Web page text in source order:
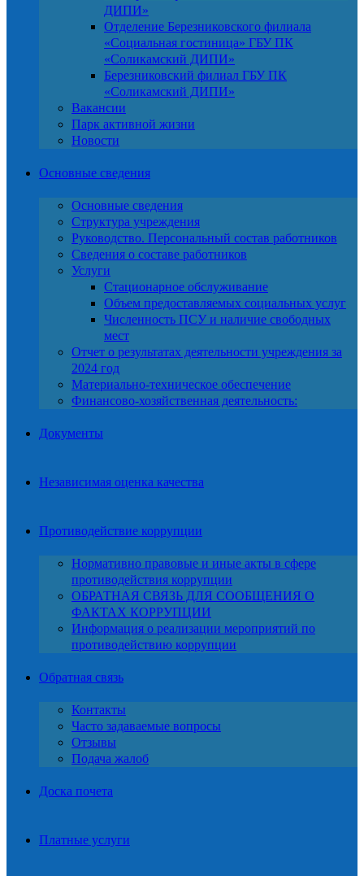
ДИПИ»
Отделение Березниковского филиала
«Социальная гостиница» ГБУ ПК
«Соликамский ДИПИ»
Березниковский филиал ГБУ ПК
«Соликамский ДИПИ»
Вакансии
Парк активной жизни
Новости
Основные сведения
Основные сведения
Структура учреждения
Руководство. Персональный состав работников
Сведения о составе работников
Услуги
Стационарное обслуживание
Объем предоставляемых социальных услуг
Численность ПСУ и наличие свободных
мест
Отчет о результатах деятельности учреждения за
2024 год
Материально-техническое обеспечение
Финансово-хозяйственная деятельность:
Документы
Независимая оценка качества
Противодействие коррупции
Нормативно правовые и иные акты в сфере
противодействия коррупции
ОБРАТНАЯ СВЯЗЬ ДЛЯ СООБЩЕНИЯ О
ФАКТАХ КОРРУПЦИИ
Информация о реализации мероприятий по
противодействию коррупции
Обратная связь
Контакты
Часто задаваемые вопросы
Отзывы
Подача жалоб
Доска почета
Платные услуги